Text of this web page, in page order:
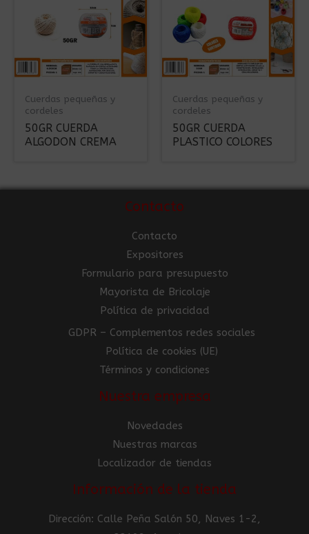
Cuerdas pequeñas y
cordeles
50GR CUERDA
ALGODON CREMA
Cuerdas pequeñas y
cordeles
50GR CUERDA
PLASTICO COLORES
Contacto
Contacto
Expositores
Formulario para presupuesto
Mayorista de Bricolaje
Política de privacidad
GDPR – Complementos redes sociales
Política de cookies (UE)
Términos y condiciones
Nuestra empresa
Novedades
Nuestras marcas
Localizador de tiendas
Información de la tienda
Dirección: Calle Peña Salón 50, Naves 1-2,